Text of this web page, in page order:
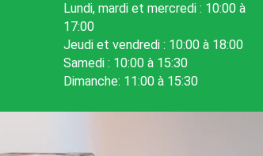
Lundi, mardi et mercredi : 10:00 à
17:00
Jeudi et vendredi : 10:00 à 18:00
Samedi : 10:00 à 15:30
Dimanche: 11:00 à 15:30